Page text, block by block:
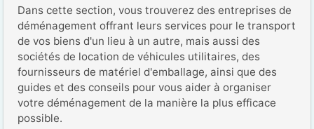
Dans cette section, vous trouverez des entreprises de
déménagement offrant leurs services pour le transport
de vos biens d'un lieu à un autre, mais aussi des
sociétés de location de véhicules utilitaires, des
fournisseurs de matériel d'emballage, ainsi que des
guides et des conseils pour vous aider à organiser
votre déménagement de la manière la plus efficace
possible.